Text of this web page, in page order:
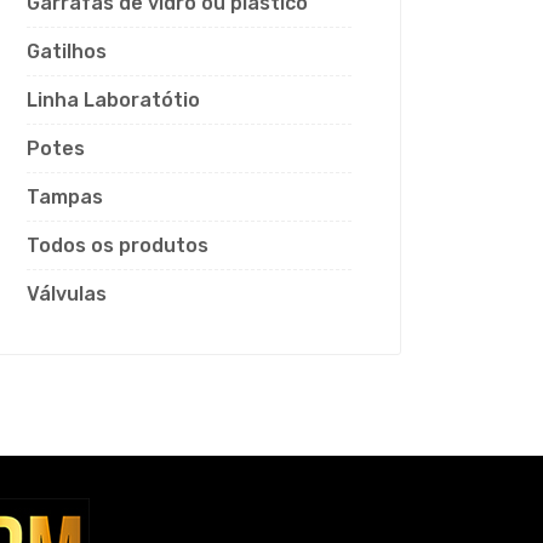
Gatilhos
Linha Laboratótio
Potes
Tampas
Todos os produtos
Válvulas